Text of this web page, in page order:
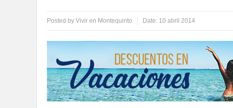
Posted by Vivir en Montequinto Date: 10 abril 2014